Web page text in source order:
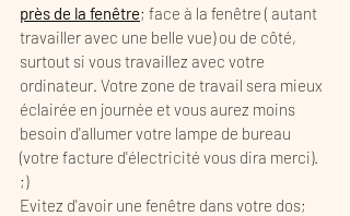
près de la fenêtre; face à la fenêtre ( autant
travailler avec une belle vue) ou de côté,
surtout si vous travaillez avec votre
ordinateur. Votre zone de travail sera mieux
éclairée en journée et vous aurez moins
besoin d'allumer votre lampe de bureau
(votre facture d'électricité vous dira merci).
;)
Evitez d'avoir une fenêtre dans votre dos;